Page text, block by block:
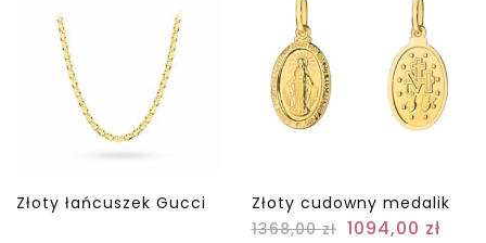
Złoty łańcuszek Gucci
Złoty cudowny medalik
1368,00zł 1094,00 zł